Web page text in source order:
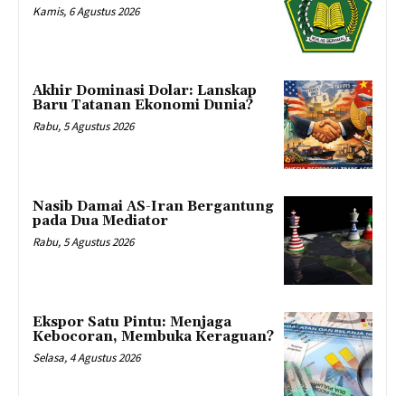
Kamis, 6 Agustus 2026
Akhir Dominasi Dolar: Lanskap
Baru Tatanan Ekonomi Dunia?
Rabu, 5 Agustus 2026
Nasib Damai AS-Iran Bergantung
pada Dua Mediator
Rabu, 5 Agustus 2026
Ekspor Satu Pintu: Menjaga
Kebocoran, Membuka Keraguan?
Selasa, 4 Agustus 2026